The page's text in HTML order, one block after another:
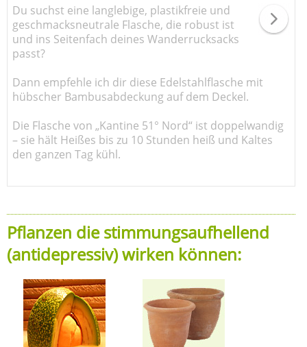
Du suchst eine langlebige, plastikfreie und
geschmacksneutrale Flasche, die robust ist
und ins Seitenfach deines Wanderrucksacks
passt?
Dann empfehle ich dir diese Edelstahlflasche mit
hübscher Bambusabdeckung auf dem Deckel.
Die Flasche von „Kantine 51° Nord“ ist doppelwandig
– sie hält Heißes bis zu 10 Stunden heiß und Kaltes
den ganzen Tag kühl.
Pflanzen die stimmungsaufhellend
(antidepressiv) wirken können: